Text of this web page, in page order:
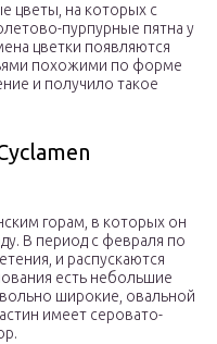
цветы, на которых с
пурпурные пятна у
цветки появляются
похожими по форме
и получило такое
горам, в которых он
В период с февраля по
и распускаются
есть небольшие
широкие, овальной
имеет серовато-